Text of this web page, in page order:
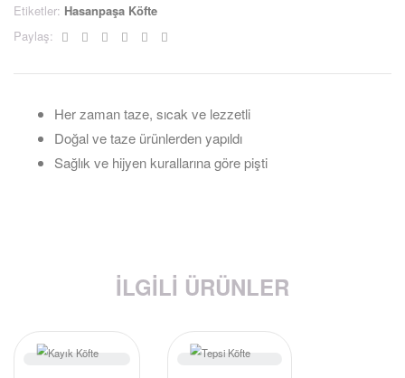
Etiketler: Hasanpaşa Köfte
Paylaş:
Facebook
TwitterLinkedinGoogle+Pinterest
Her zaman taze, sıcak ve lezzetli
Doğal ve taze ürünlerden yapıldı
Sağlık ve hijyen kurallarına göre pişti
İLGILI ÜRÜNLER